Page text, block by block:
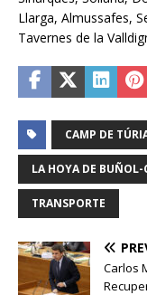
Llarga, Almussafes,
Tavernes de la
CAMP DE
LA HOYA DE BUÑOL-
TRANSPORTE
Carlos